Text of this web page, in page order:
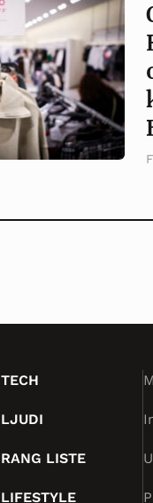
TECH
LJUDI
RANG LISTE
LIFESTYLE